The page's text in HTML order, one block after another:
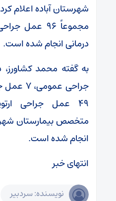
شهرستان آباده اعلام
مجموعاً ۹۶
درمانی انجام شده است.
جراحی
۴۹ عمل جراحی
متخصص بیمارستان
انجام شده است.
انتهای خبر
نویسنده: سردبیر